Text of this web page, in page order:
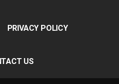
PRIVACY POLICY
US